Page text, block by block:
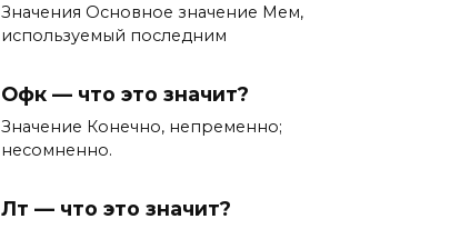
Значения Основное значение Мем,
используемый последним
Офк — что это значит?
Значение Конечно, непременно;
несомненно.
Лт — что это значит?